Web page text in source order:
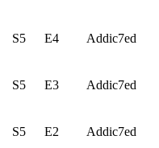
S5 E4 Addic7ed
S5 E3 Addic7ed
S5 E2 Addic7ed